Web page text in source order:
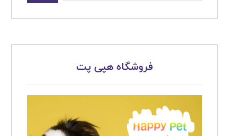
فروشگاه هپی پت